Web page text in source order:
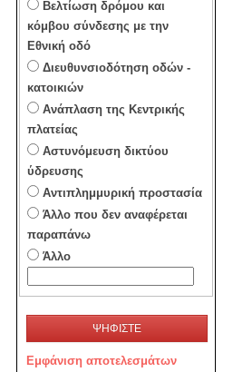
Βελτίωση δρόμου και
κόμβου σύνδεσης με την
Εθνική οδό
Διευθυνσιοδότηση οδών -
κατοικιών
Ανάπλαση της Κεντρικής
πλατείας
Αστυνόμευση δικτύου
ύδρευσης
Αντιπλημμυρική προστασία
Άλλο που δεν αναφέρεται
παραπάνω
Άλλο
ΨΗΦΙΣΤΕ
Εμφάνιση αποτελεσμάτων